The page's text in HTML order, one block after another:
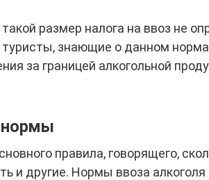
размер налога на ввоз не
туристы, знающие о данном
за границей алкогольной
нормы
правила, говорящего,
и другие. Нормы ввоза